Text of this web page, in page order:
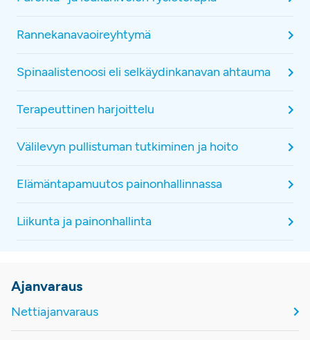
Rannekanavaoireyhtymä
Spinaalistenoosi eli selkäydinkanavan ahtauma
Terapeuttinen harjoittelu
Välilevyn pullistuman tutkiminen ja hoito
Elämäntapamuutos painonhallinnassa
Liikunta ja painonhallinta
Ajanvaraus
Nettiajanvaraus